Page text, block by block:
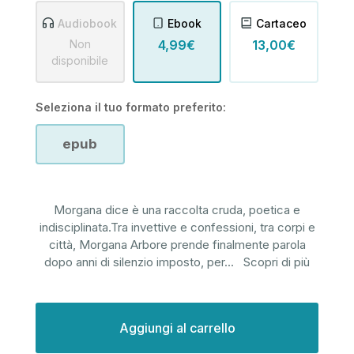
Audiobook
Non
disponibile
Ebook
4,99€
Cartaceo
13,00€
Seleziona il tuo formato preferito:
epub
Morgana dice è una raccolta cruda, poetica e
indisciplinata.Tra invettive e confessioni, tra corpi e
città, Morgana Arbore prende finalmente parola
dopo anni di silenzio imposto, per... Scopri di più